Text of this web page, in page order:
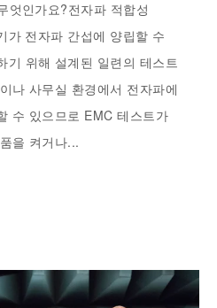
엇인가요?전자파 적합성
가 전자파 간섭에 양립할 수
기 위해 설계된 일련의 테스트
나 사무실 환경에서 전자파에
수 있으므로 EMC 테스트가
을 켜거나...